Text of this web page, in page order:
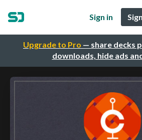
Upgrade to Pro — share decks
downloads, hide ads
Sign in